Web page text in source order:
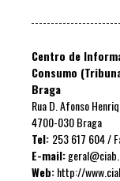
Centro de
Consumo
Braga
Rua D. Afonso
4700-030 Braga
Tel: 253 617 604 /
E-mail:
Web:http://